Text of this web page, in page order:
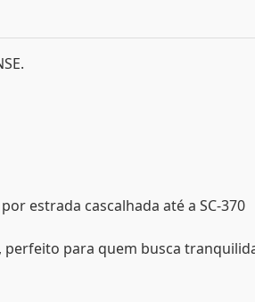
estrada cascalhada até a SC-370
para quem busca